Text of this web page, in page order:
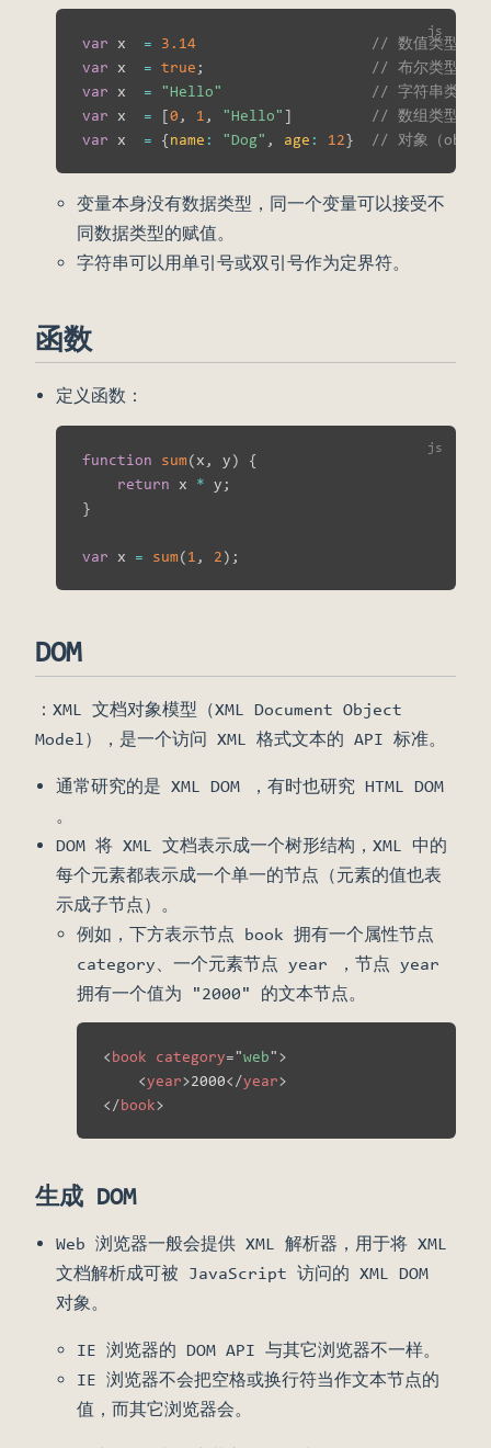
var x = 3.14
// 数值类型
var x = true ;
// 布尔类型
var x = "Hello"
// 字符串类型
var x = [0 , 1 , "Hello" ]
// 数组类型
var x = {name : "Dog" , age : 12} // 对象（object
变量本身没有数据类型，同一个变量可以接受不
同数据类型的赋值。
字符串可以用单引号或双引号作为定界符。
函数
定义函数：
function sum(x , y)
{
return x * y ;
}
var x = sum(1 , 2) ;
DOM
：XML 文档对象模型（XML Document Object
Model），是一个访问 XML 格式文本的 API 标准。
通常研究的是 XML DOM ，有时也研究 HTML DOM
。
DOM 将 XML 文档表示成一个树形结构，XML 中的
每个元素都表示成一个单一的节点（元素的值也表
示成子节点）。
例如，下方表示节点 book 拥有一个属性节点
category、一个元素节点 year ，节点 year
拥有一个值为 "2000" 的文本节点。
<book category="web">
<year>2000</year>
</book>
生成 DOM
Web 浏览器一般会提供 XML 解析器，用于将 XML
文档解析成可被 JavaScript 访问的 XML DOM
对象。
IE 浏览器的 DOM API 与其它浏览器不一样。
IE 浏览器不会把空格或换行符当作文本节点的
值，而其它浏览器会。